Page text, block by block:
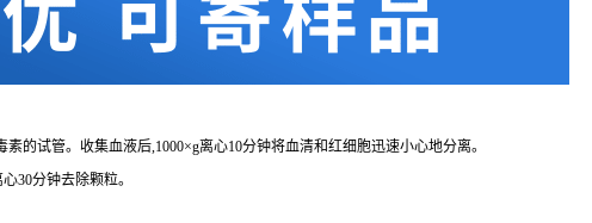
素的试管。收集血液后,1000×g离心10分钟将血清和红细胞迅速小心地分离。
心30分钟去除颗粒。